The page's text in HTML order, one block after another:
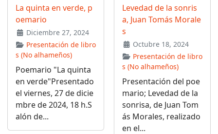
La quinta en verde, p
oemario
Diciembre 27, 2024
Presentación de libro
s (No alhameños)
Poemario "La quinta
en verde"Presentado
el viernes, 27 de dicie
mbre de 2024, 18 h.S
alón de...
Levedad de la sonris
a, Juan Tomás Morale
s
Octubre 18, 2024
Presentación de libro
s (No alhameños)
Presentación del poe
mario; Levedad de la
sonrisa, de Juan Tom
ás Morales, realizado
en el...